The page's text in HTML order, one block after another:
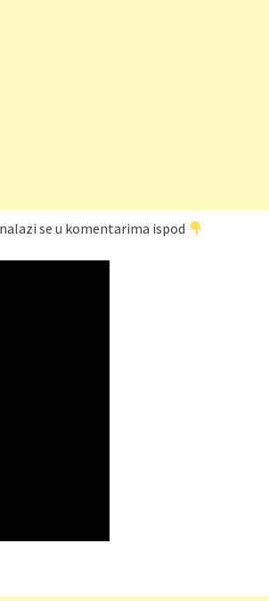
se u komentarima ispod